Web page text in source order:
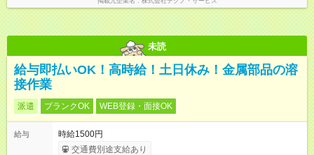
未読
給与即払いOK！高時給！土日休み！金属部品の溶
接作業
派遣 ブランクOK WEB登録・面接OK
給与
時給1500円
交通費別途支給あり